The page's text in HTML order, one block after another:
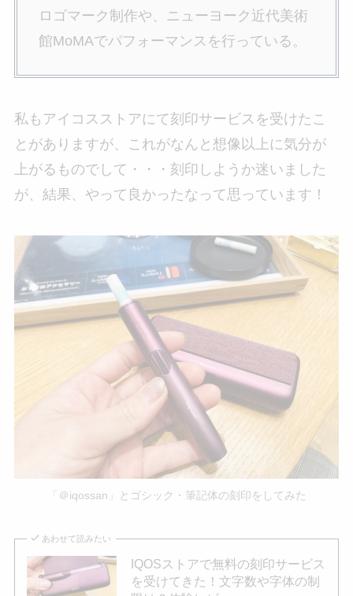
ロゴマーク制作や、ニューヨーク近代美術
館MoMAでパフォーマンスを行っている。
私もアイコスストアにて刻印サービスを受けたこ
とがありますが、これがなんと想像以上に気分が
上がるものでして・・・刻印しようか迷いました
が、結果、やって良かったなって思っています！
「＠iqossan」とゴシック・筆記体の刻印をしてみた
あわせて読みたい
IQOSストアで無料の刻印サービス
を受けてきた！文字数や字体の制